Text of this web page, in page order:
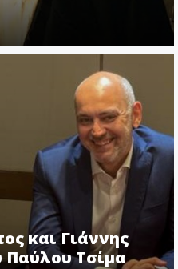
και Γιάννης
Παύλου Τσίμα